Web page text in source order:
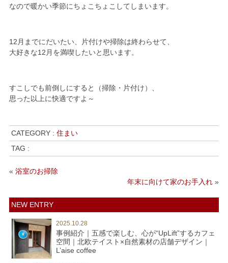
なので暖かい季節にちょこちょこしてしまいます。
12月までにだいたい、片付けや掃除は終わらせて、
大好きな12月を満喫したいと思います。
すこしでも前倒しにすると（掃除・片付け）、
思った以上に快適ですよ～
CATEGORY : 住まい
TAG :
« 浴室のお掃除
年末に向けて家のお手入れ »
NEW ENTRY
2025.10.28
事例紹介｜五感で楽しむ、心が“UpLift”するカフェ
空間｜北欧テイスト×自然素材の店舗デザイン｜
L’aise coffee